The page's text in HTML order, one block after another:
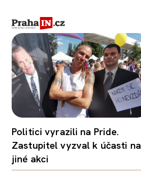
Politici vyrazili na Pride.
Zastupitel vyzval k účasti na
jiné akci